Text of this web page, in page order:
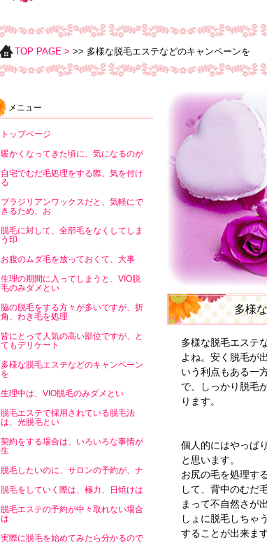
TOP PAGE > >> 多様な脱毛エステなどのキャンペーンを
多様
多様な脱毛エステ
よね。安く脱毛が
いう利点もある一
で、しっかり脱毛
ります。
個人的にはやっぱ
と思います。
お尻の毛を処理す
して、背中のむだ
まって不自然さが
しょに脱毛しちゃ
することが出来ます
メニュー
トップページ
暖かくなってきた頃に、気になるのが
自宅でむだ毛処理をする際、気を付け
る
ブラジリアンワックスだと、気軽にで
きるため、お
脱毛に対して、全部毛をなくしてしま
う印
お腹のムダ毛を放っておくて、大事
生理の期間に入ってしまうと、VIO脱
毛のみダメとい
脇の脱毛をする方々が多いですが、折
角、わき毛を処理
皆にとって人気の高い部位ですが、と
てもデリケート
多様な脱毛エステなどのキャンペーン
を
生理中は、VIO脱毛のみダメとい
脱毛エステで採用されている脱毛法
は、光脱毛とい
契約をする場合は、いろいろな事情が
生
脱毛したいのに、サロンの予約が、ナ
脱毛をしていく際は、極力、日焼けは
脱毛エステの予約が中々取れない場合
は
実際に脱毛を始めてみたら分かるので